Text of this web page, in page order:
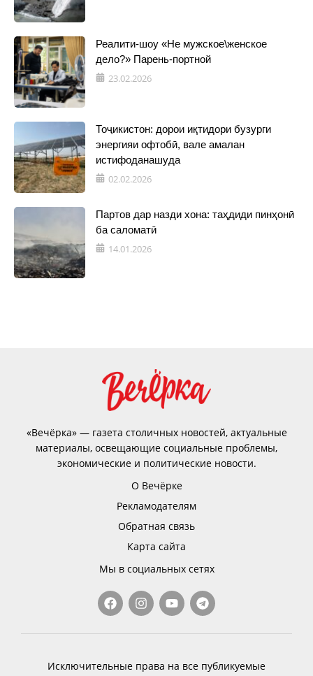
Реалити-шоу «Не мужское\женское
дело?» Парень-портной
23.02.2026
Тоҷикистон: дорои иқтидори бузурги
энергияи офтобӣ, вале амалан
истифоданашуда
02.02.2026
Партов дар назди хона: таҳдиди пинҳонӣ
ба саломатӣ
14.01.2026
«Вечёрка» — газета столичных новостей, актуальные
материалы, освещающие социальные проблемы,
экономические и политические новости.
О Вечёрке
Рекламодателям
Обратная связь
Карта сайта
Мы в социальных сетях
Исключительные права на все публикуемые